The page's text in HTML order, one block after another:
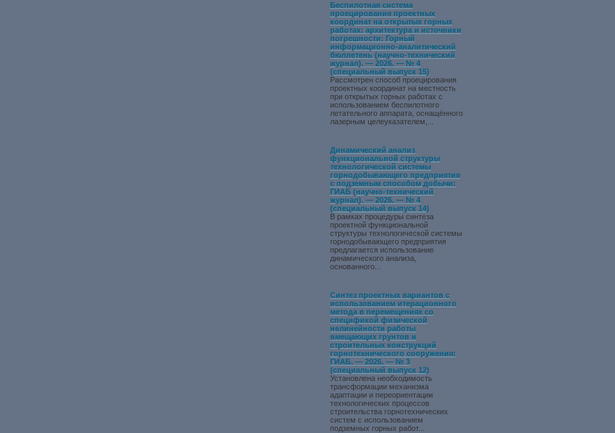
Беспилотная система
проецирования проектных
координат на открытых горных
работах: архитектура и источники
погрешности: Горный
информационно-аналитический
бюллетень (научно-технический
журнал). — 2026. — № 4
(специальный выпуск 15)
Рассмотрен способ проецирования
проектных координат на местность
при открытых горных работах с
использованием беспилотного
летательного аппарата, оснащённого
лазерным целеуказателем,...
Динамический анализ
функциональной структуры
технологической системы
горнодобывающего предприятия
с подземным способом добычи:
ГИАБ (научно-технический
журнал). — 2026. — № 4
(специальный выпуск 14)
В рамках процедуры синтеза
проектной функциональной
структуры технологической системы
горнодобывающего предприятия
предлагается использование
динамического анализа,
основанного...
Синтез проектных вариантов с
использованием итерационного
метода в перемещениях со
спецификой физической
нелинейности работы
вмещающих грунтов и
строительных конструкций
горнотехнического сооружения:
ГИАБ. — 2026. — № 3
(специальный выпуск 12)
Установлена необходимость
трансформации механизма
адаптации и переориентации
технологических процессов
строительства горнотехнических
систем с использованием
подземных горных работ...